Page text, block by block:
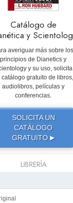
Catálogo de
y
averiguar más sobre los
principios de Dianetics y
y su uso, solicita
catálogo gratuito de libros,
audiolibros, películas y
conferencias.
SOLICITA UN
CATÁLOGO
GRATUITO ▶
LIBRERÍA